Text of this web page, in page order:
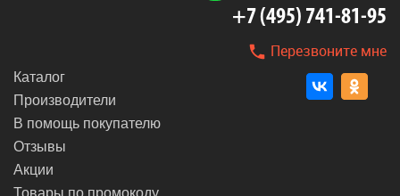
+7 (495) 741-81-95
Перезвоните мне
Каталог
Производители
В помощь покупателю
Отзывы
Акции
Товары по промокоду